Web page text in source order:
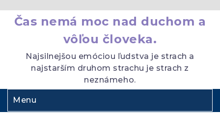
Čas nemá moc nad duchom a
vôľou človeka.
Najsilnejšou emóciou ľudstva je strach a
najstarším druhom strachu je strach z
neznámeho.
Menu